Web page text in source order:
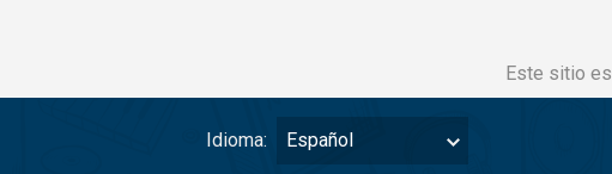
Este sitio
Idioma: Español